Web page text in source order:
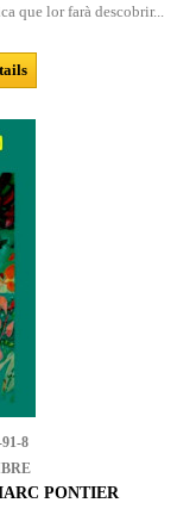
que lor farà descobrir...
91-8
PONTIER